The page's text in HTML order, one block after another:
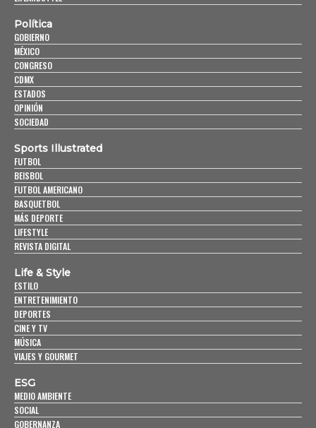
Política
GOBIERNO
MÉXICO
CONGRESO
CDMX
ESTADOS
OPINIÓN
SOCIEDAD
Sports Illustrated
FUTBOL
BEISBOL
FUTBOL AMERICANO
BASQUETBOL
MÁS DEPORTE
LIFESTYLE
REVISTA DIGITAL
Life & Style
ESTILO
ENTRETENIMIENTO
DEPORTES
CINE Y TV
MÚSICA
VIAJES Y GOURMET
ESG
MEDIO AMBIENTE
SOCIAL
GOBERNANZA